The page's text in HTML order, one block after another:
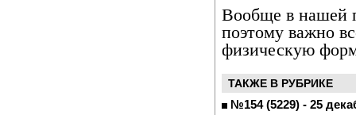
Вообще в нашей
поэтому важно
физическую
ТАКЖЕ В РУБРИКЕ
№154 (5229) - 25